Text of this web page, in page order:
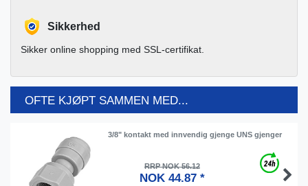
Sikkerhed
Sikker online shopping med SSL-certifikat.
OFTE KJØPT SAMMEN MED...
3/8" kontakt med innvendig gjenge UNS gjenger
RRP NOK 56.12
NOK 44.87 *